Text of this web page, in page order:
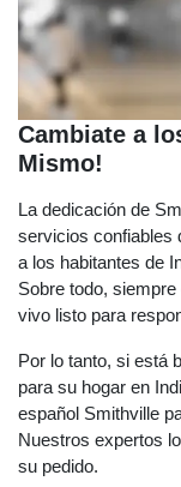
Cambiate a
Mismo!
La dedicación de
servicios confiables
a los habitantes de
Sobre todo,
vivo listo para
Por lo tanto, si está
para su hogar en
español Smithville
Nuestros expertos
su pedido.